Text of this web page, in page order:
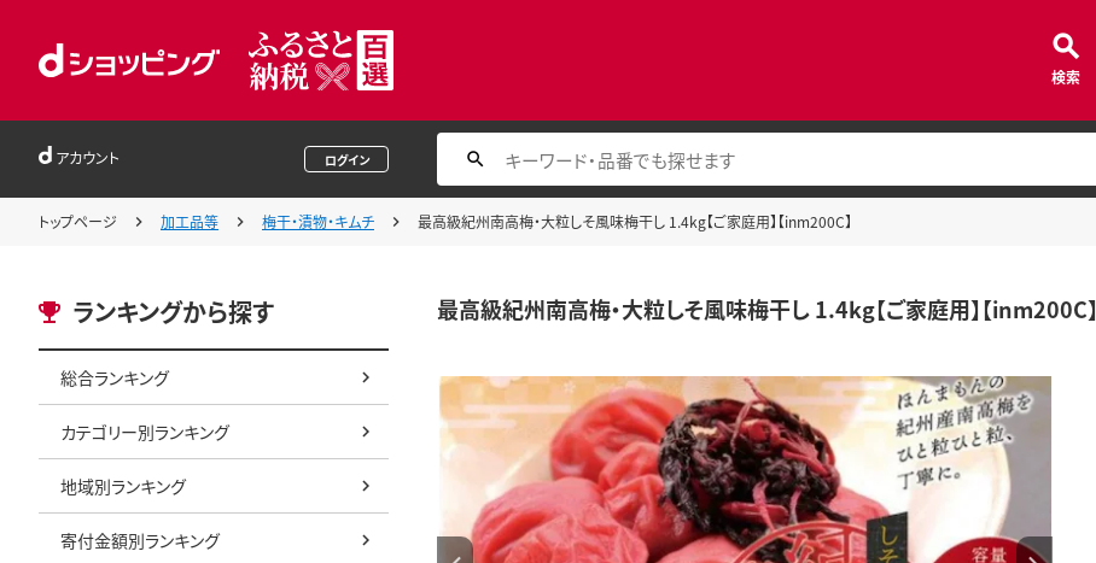
検索
アカウント ログイン
トップページ 加工品等 梅干・漬物・キムチ 最高級紀州南高梅・大粒しそ風味梅干し 1.4kg【ご家庭用】【inm200C】
ランキングから探す
総合ランキング
カテゴリー別ランキング
地域別ランキング
寄付金額別ランキング
最高級紀州南高梅・大粒しそ風味梅干し 1.4kg【ご家庭用】【inm200C】